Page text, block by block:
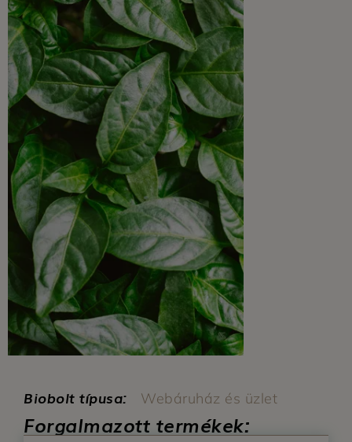
Biobolt típusa: Webáruház és üzlet
Forgalmazott termékek: